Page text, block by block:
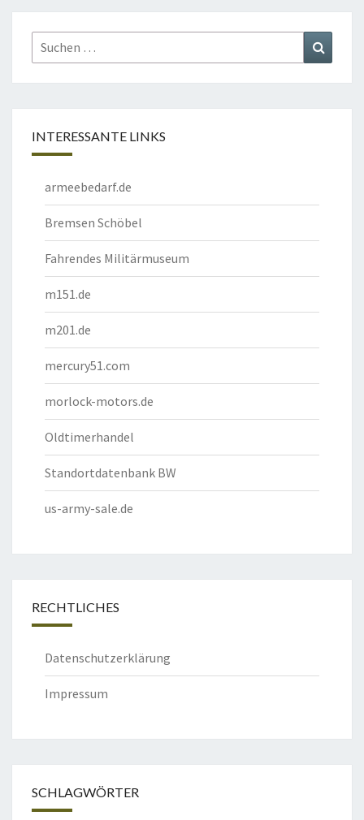
Suchen
nach:
INTERESSANTE LINKS
armeebedarf.de
Bremsen Schöbel
Fahrendes Militärmuseum
m151.de
m201.de
mercury51.com
morlock-motors.de
Oldtimerhandel
Standortdatenbank BW
us-army-sale.de
RECHTLICHES
Datenschutzerklärung
Impressum
SCHLAGWÖRTER